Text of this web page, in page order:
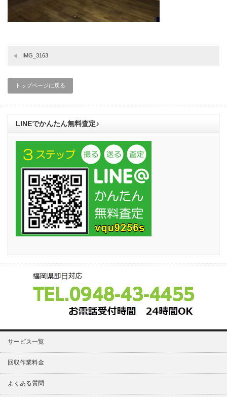
IMG_3163
トップページに戻る
LINEでかんたん無料査定♪
サービス一覧
回収作業料金
よくある質問